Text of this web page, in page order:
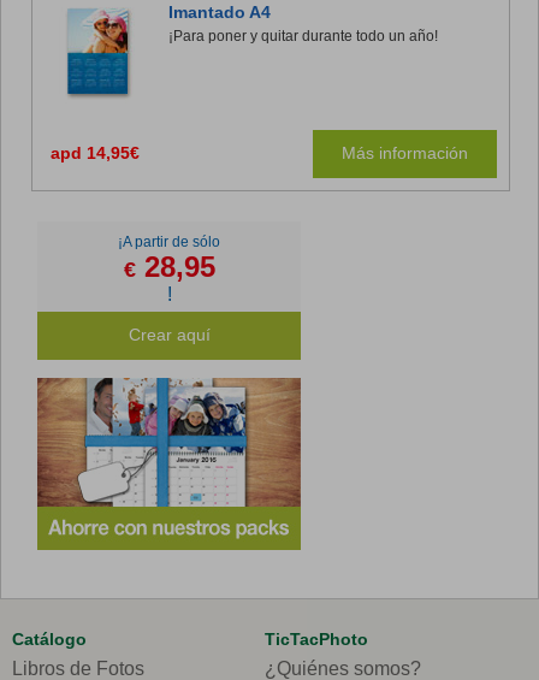
Imantado A4
¡Para poner y quitar durante todo un año!
apd 14,95€ Más información
¡A partir de sólo
€28,95
!
Crear aquí
Catálogo
Libros de Fotos
TicTacPhoto
¿Quiénes somos?